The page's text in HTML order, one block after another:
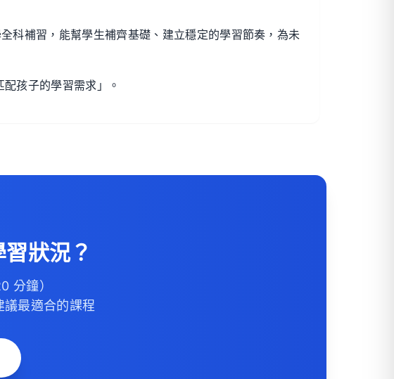
科補習，能幫學生補齊基礎、建立穩定的學習節奏，為未
孩子的學習需求」。
狀況？
分鐘）
議最適合的課程